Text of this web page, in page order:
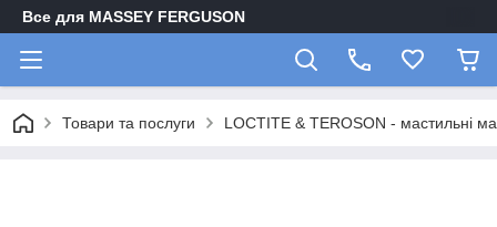
Все для MASSEY FERGUSON
Товари та послуги LOCTITE & TEROSON - мастильні